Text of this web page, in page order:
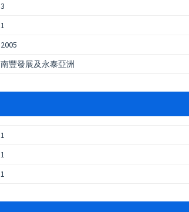
3
1
2005
南豐發展及永泰亞洲
1
1
1